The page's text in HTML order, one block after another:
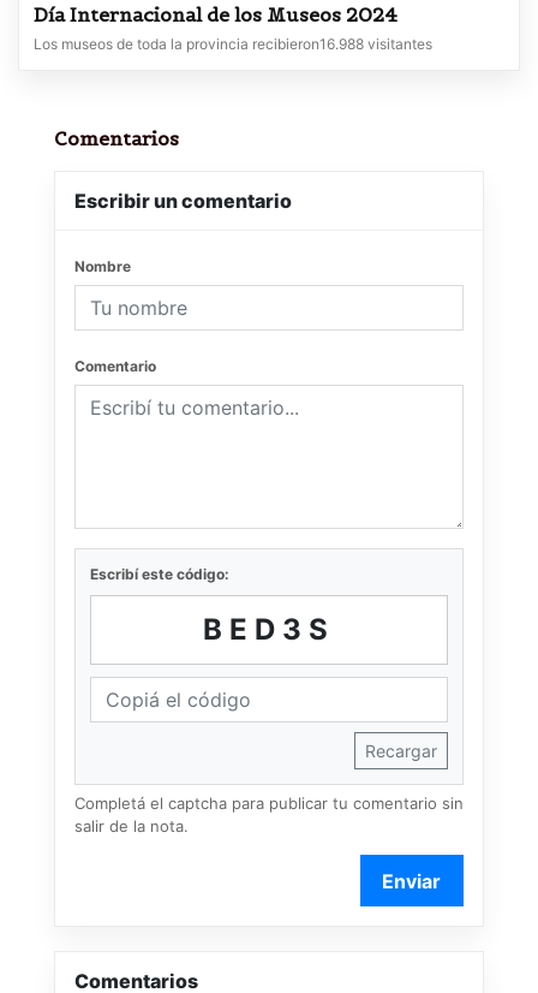
Día Internacional de los Museos 2024
Los museos de toda la provincia recibieron16.988 visitantes
Comentarios
Escribir un comentario
Nombre
Comentario
Escribí este código:
BED3S
Recargar
Completá el captcha para publicar tu comentario sin
salir de la nota.
Enviar
Comentarios